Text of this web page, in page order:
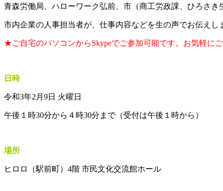
青森労働局、ハローワーク弘前、市（商工労政課、ひろさ
市内企業の人事担当者が、仕事内容などを生の声でお伝え
★ご自宅のパソコンからSkypeでご参加可能です。お気軽に
日時
令和3年2月9日 火曜日
午後１時30分から４時30分まで（受付は午後１時から）
場所
ヒロロ（駅前町）4階 市民文化交流館ホール